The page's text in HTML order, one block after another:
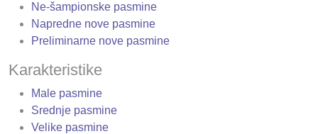
Ne-šampionske pasmine
Napredne nove pasmine
Preliminarne nove pasmine
Karakteristike
Male pasmine
Srednje pasmine
Velike pasmine